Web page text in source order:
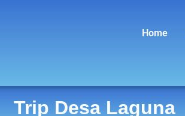
Home
Trip Desa Laguna